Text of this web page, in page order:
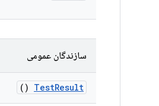
سازندگان عمومی
TestResult
()